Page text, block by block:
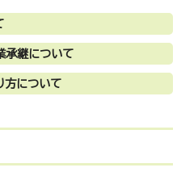
継について
について